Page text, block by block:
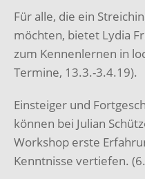
Für alle, die ein
möchten, bietet Lydia
zum Kennenlernen in
Termine, 13.3.-3.4.19).
Einsteiger und
können bei Julian
Workshop erste
Kenntnisse vertiefen.